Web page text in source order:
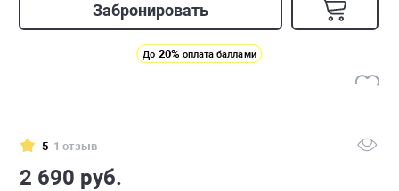
Забронировать
До 20% оплата баллами
5 1 отзыв
2 690 руб.